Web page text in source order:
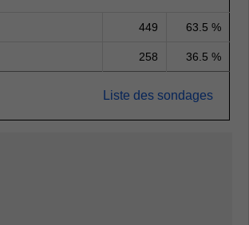
449 63.5 %
258 36.5 %
Liste des sondages